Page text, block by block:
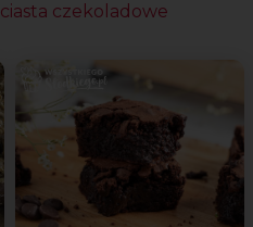
ciasta czekoladowe